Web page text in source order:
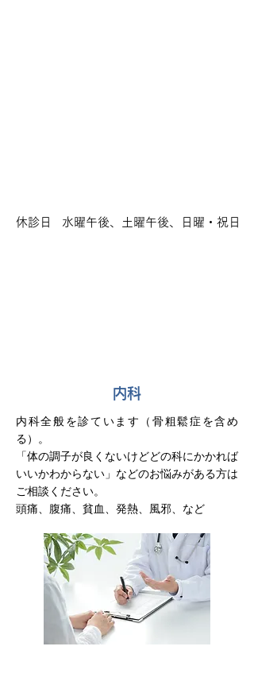
休診日 水曜午後、土曜午後、日曜・祝日
内科
内科全般を診ています（骨粗鬆症を含め
る）。
「体の調子が良くないけどどの科にかかれば
いいかわからない」などのお悩みがある方は
ご相談ください。
頭痛、腹痛、貧血、発熱、風邪、など